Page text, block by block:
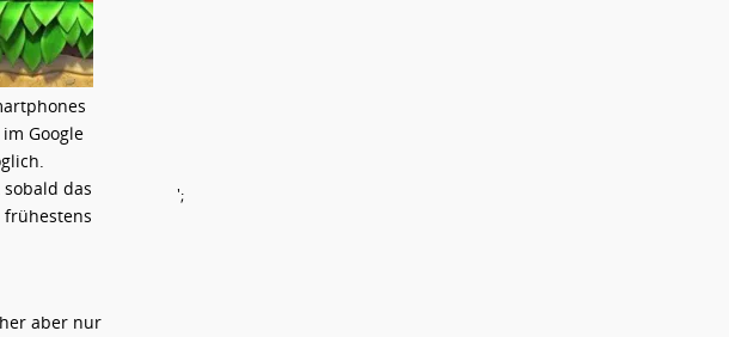
Google
das
frühestens
aber nur
';